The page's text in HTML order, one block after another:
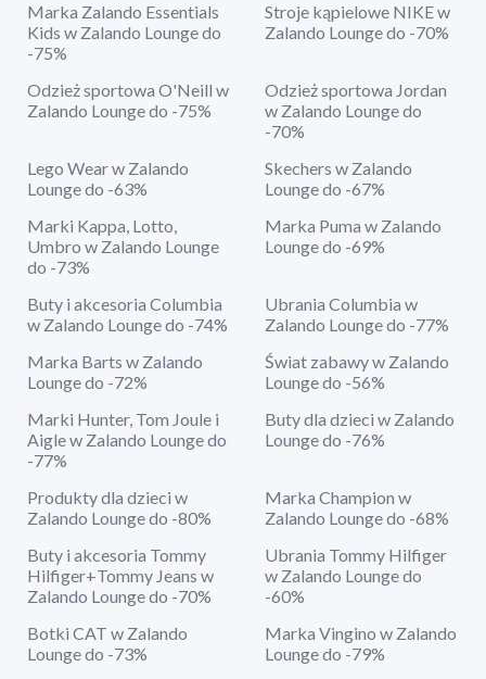
Marka Zalando Essentials
Kids w Zalando Lounge do
-75%
Stroje kąpielowe NIKE w
Zalando Lounge do -70%
Odzież sportowa O'Neill w
Zalando Lounge do -75%
Odzież sportowa Jordan
w Zalando Lounge do
-70%
Lego Wear w Zalando
Lounge do -63%
Skechers w Zalando
Lounge do -67%
Marki Kappa, Lotto,
Umbro w Zalando Lounge
do -73%
Marka Puma w Zalando
Lounge do -69%
Buty i akcesoria Columbia
w Zalando Lounge do -74%
Ubrania Columbia w
Zalando Lounge do -77%
Marka Barts w Zalando
Lounge do -72%
Świat zabawy w Zalando
Lounge do -56%
Marki Hunter, Tom Joule i
Aigle w Zalando Lounge do
-77%
Buty dla dzieci w Zalando
Lounge do -76%
Produkty dla dzieci w
Zalando Lounge do -80%
Marka Champion w
Zalando Lounge do -68%
Buty i akcesoria Tommy
Hilfiger+Tommy Jeans w
Zalando Lounge do -70%
Ubrania Tommy Hilfiger
w Zalando Lounge do
-60%
Botki CAT w Zalando
Lounge do -73%
Marka Vingino w Zalando
Lounge do -79%